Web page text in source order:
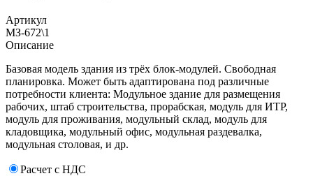
Артикул
МЗ-672\1
Описание
Базовая модель здания из трёх блок-модулей. Свободная
планировка. Может быть адаптирована под различные
потребности клиента: Модульное здание для размещения
рабочих, штаб строительства, прорабская, модуль для ИТР,
модуль для проживания, модульный склад, модуль для
кладовщика, модульный офис, модульная раздевалка,
модульная столовая, и др.
Расчет с НДС